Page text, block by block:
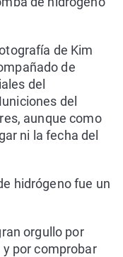
de Kim
de
del
del
aunque como
ni la fecha del
hidrógeno fue un
orgullo por
por comprobar